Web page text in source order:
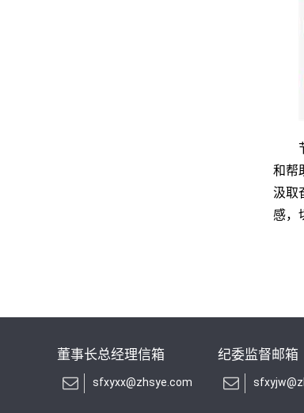
和帮
汲取
感，
董事长总经理信箱
sfxyxx@zhsye.com
纪委监督邮箱